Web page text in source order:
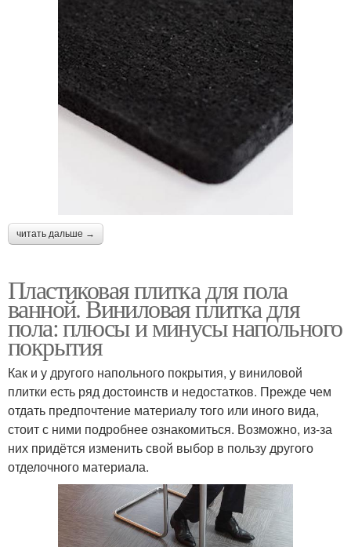
читать дальше →
Пластиковая плитка для пола
ванной. Виниловая плитка для
пола: плюсы и минусы напольного
покрытия
Как и у другого напольного покрытия, у виниловой
плитки есть ряд достоинств и недостатков. Прежде чем
отдать предпочтение материалу того или иного вида,
стоит с ними подробнее ознакомиться. Возможно, из-за
них придётся изменить свой выбор в пользу другого
отделочного материала.